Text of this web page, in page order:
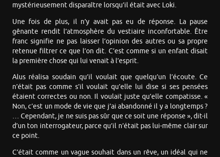
mystérieusement disparaître lorsqu’il était avec Loki.
Une fois de plus, il n’y avait pas eu de réponse. La pause
gênante rendit l’atmosphère du vestiaire inconfortable. Être
franc signifie ne pas laisser l’opinion des autres ou sa propre
retenue filtrer ce que l’on dit. C’est comme si un enfant disait
la première chose qui lui venait à l’esprit.
Alus réalisa soudain qu’il voulait que quelqu’un l’écoute. Ce
n’était pas comme s’il voulait qu’elle lui dise si ses pensées
étaient correctes ou non. Il voulait juste qu’elle compatisse. «
Non, c’est un mode de vie que j’ai abandonné il y a longtemps ?
… Cependant, je ne suis pas sûr que ce soit une réponse », dit-il
d’un ton interrogateur, parce qu’il n’était pas lui-même clair sur
ce point.
C’était comme un vague souhait dans un rêve, un idéal qui ne